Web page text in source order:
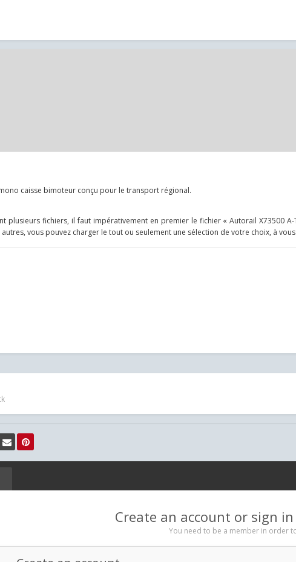
mono caisse bimoteur conçu pour le transport régional.
plusieurs fichiers, il faut impérativement en premier le fichier « Autorail X73500
vous pouvez charger le tout ou seulement une sélection de votre choix, à
Create an account or sign
You need to be a member in order